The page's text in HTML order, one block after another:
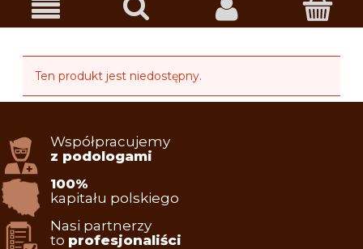
Ten produkt jest niedostępny.
Współpracujemy
z podologami
100%
kapitału polskiego
Nasi partnerzy
to profesjonaliści